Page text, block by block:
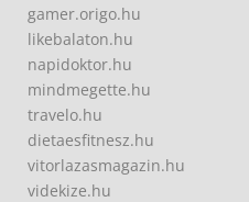
gamer.origo.hu
likebalaton.hu
napidoktor.hu
mindmegette.hu
travelo.hu
dietaesfitnesz.hu
vitorlazasmagazin.hu
videkize.hu